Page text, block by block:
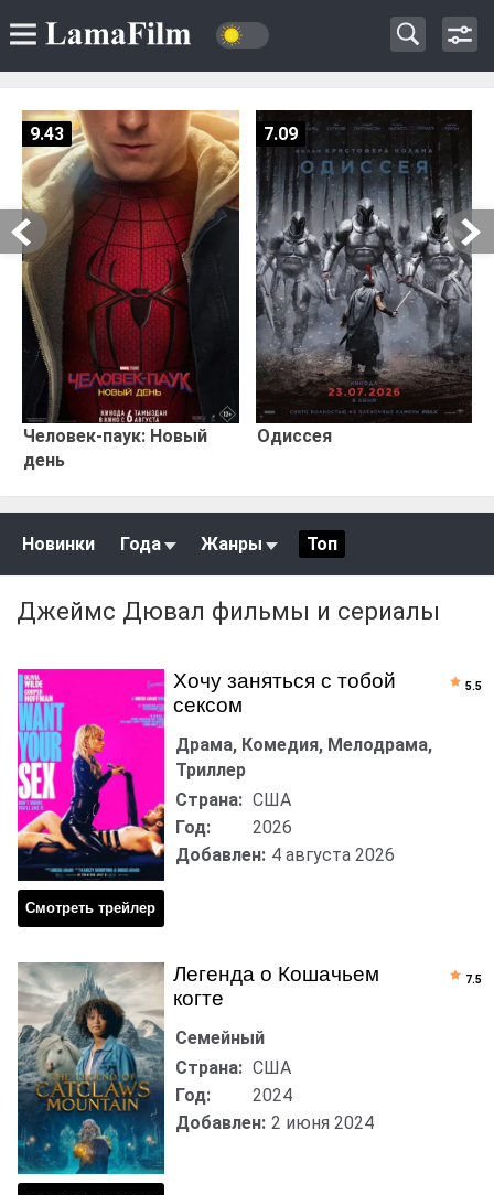
Человек-паук: Новый
день
9.43
Одиссея
7.09
Новинки Года Жанры Топ
Джеймс Дювал фильмы и сериалы
Хочу заняться с тобой
сексом
Смотреть трейлер
Драма, Комедия, Мелодрама,
Триллер
Страна: США
Год:
2026
Добавлен: 4 августа 2026
5.5
Легенда о Кошачьем
когте
Семейный
Страна: США
Год:
2024
Добавлен: 2 июня 2024
7.5